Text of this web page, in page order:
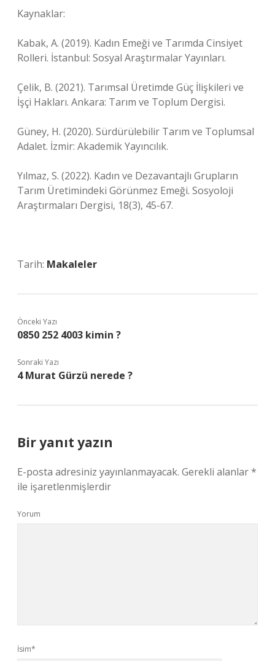
Kaynaklar:
Kabak, A. (2019). Kadın Emeği ve Tarımda Cinsiyet
Rolleri. İstanbul: Sosyal Araştırmalar Yayınları.
Çelik, B. (2021). Tarımsal Üretimde Güç İlişkileri ve
İşçi Hakları. Ankara: Tarım ve Toplum Dergisi.
Güney, H. (2020). Sürdürülebilir Tarım ve Toplumsal
Adalet. İzmir: Akademik Yayıncılık.
Yılmaz, S. (2022). Kadın ve Dezavantajlı Grupların
Tarım Üretimindeki Görünmez Emeği. Sosyoloji
Araştırmaları Dergisi, 18(3), 45-67.
Tarih: Makaleler
Önceki Yazı
0850 252 4003 kimin ?
Sonraki Yazı
4 Murat Gürzü nerede ?
Bir yanıt yazın
E-posta adresiniz yayınlanmayacak. Gerekli alanlar*
ile işaretlenmişlerdir
Yorum
İsim*